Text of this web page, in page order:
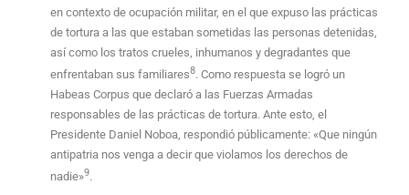
en contexto de ocupación militar, en el que expuso las prácticas
de tortura a las que estaban sometidas las personas detenidas,
así como los tratos crueles, inhumanos y degradantes que
enfrentaban sus familiares8. Como respuesta se logró un
Habeas Corpus que declaró a las Fuerzas Armadas
responsables de las prácticas de tortura. Ante esto, el
Presidente Daniel Noboa, respondió públicamente: «Que ningún
antipatria nos venga a decir que violamos los derechos de
nadie»9.